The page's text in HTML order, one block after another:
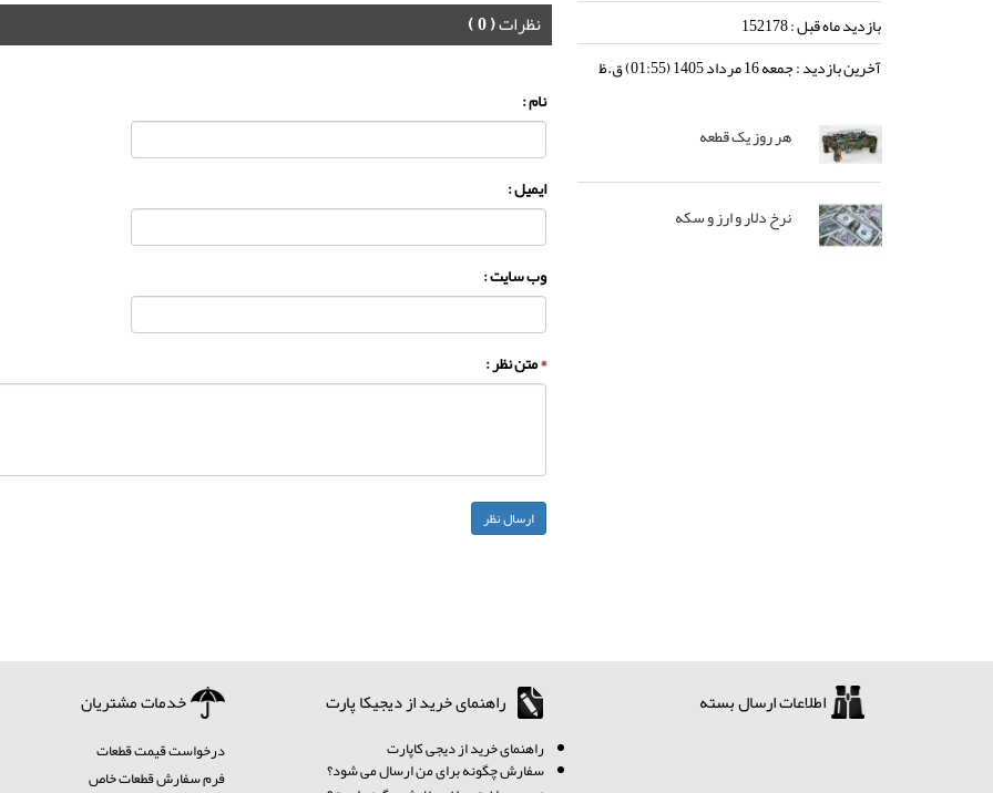
بازدید ماه قبل :152178
آخرین بازدید :جمعه 16 مرداد 1405 (01:55) ق.ظ
هر روز یک قطعه
نرخ دلار و ارز و سکه
نظرات( 0 )
نام :
ایمیل :
وب سایت :
*متن نظر :
اطلاعات ارسال بسته راهنمای خرید از دیجیکا پارت
راهنمای خرید از دیجی کاپارت
سفارش چگونه برای من ارسال می شود؟
خدمات مشتریان
درخواست قیمت قطعات
فرم سفارش قطعات خاص